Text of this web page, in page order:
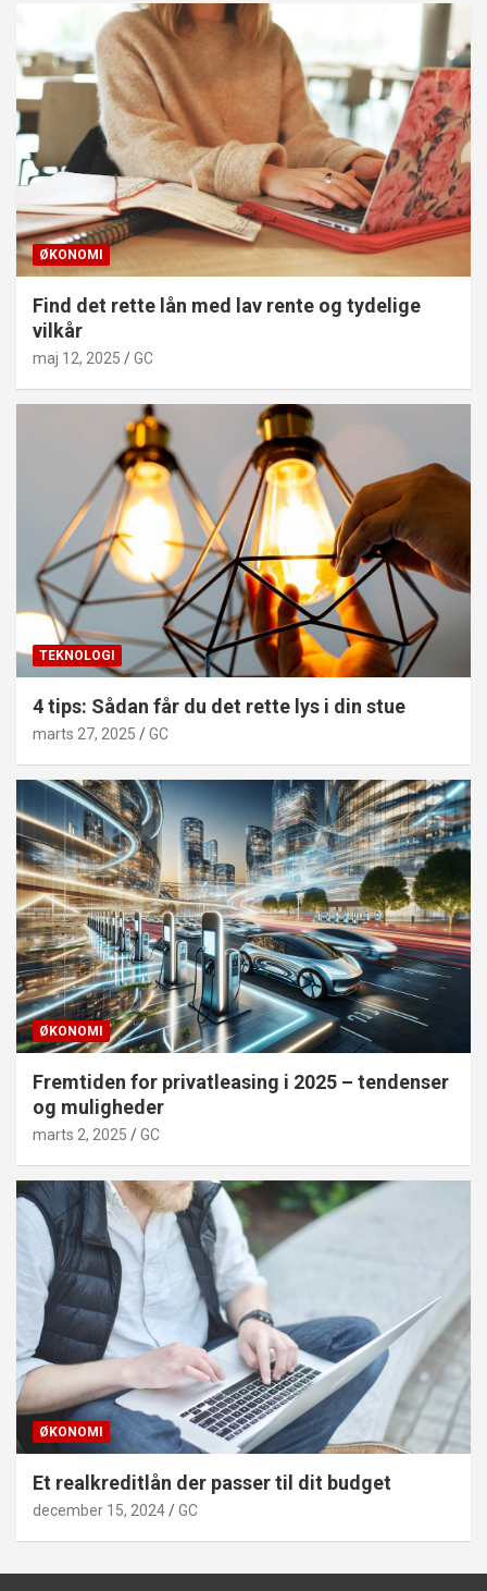
ØKONOMI
Find det rette lån med lav rente og tydelige
vilkår
maj 12, 2025 GC
TEKNOLOGI
4 tips: Sådan får du det rette lys i din stue
marts 27, 2025 GC
ØKONOMI
Fremtiden for privatleasing i 2025 – tendenser
og muligheder
marts 2, 2025 GC
ØKONOMI
Et realkreditlån der passer til dit budget
december 15, 2024 GC